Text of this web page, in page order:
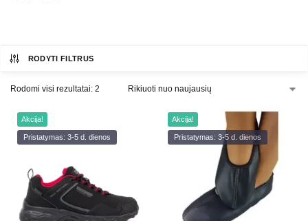
RODYTI FILTRUS
Rodomi visi rezultatai: 2
Akcija!
Pristatymas: 3-5 d. dienos
Akcija!
Pristatymas: 3-5 d. dienos